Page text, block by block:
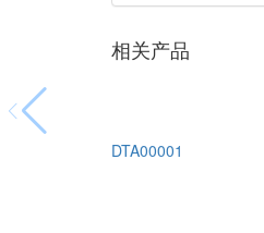
相关产品
DTA00001